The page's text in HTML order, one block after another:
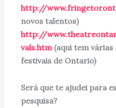
http://
novos talentos)
http://
vals.htm(aqui tem várias
festivais de Ontario)
Será que te ajudei para
pesquisa?